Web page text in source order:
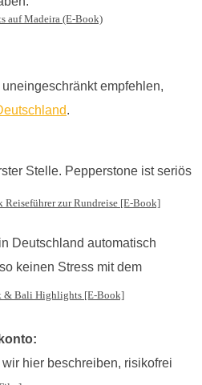
auf Madeira (E-Book)
Reiseführer zur Rundreise [E-Book]
& Bali Highlights [E-Book]
empfehlen,
.
Stelle. Pepperstone ist seriös
Deutschland automatisch
keinen Stress mit dem
hier beschreiben, risikofrei